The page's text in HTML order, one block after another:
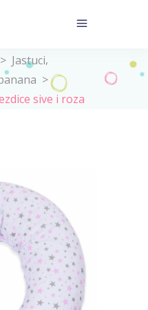
> Jastuci,
>
sive i roza